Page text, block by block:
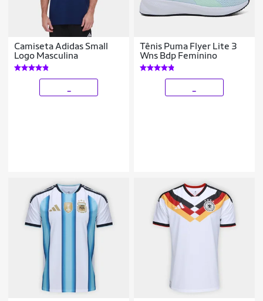
Camiseta Adidas Small
Logo Masculina
Tênis Puma Flyer Lite 3
Wns Bdp Feminino